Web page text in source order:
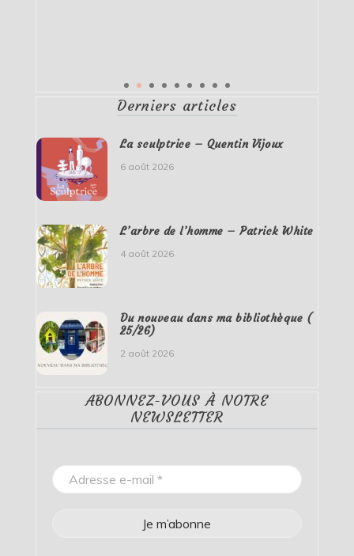
Derniers articles
La sculptrice – Quentin Vijoux
6 août 2026
L’arbre de l’homme – Patrick White
4 août 2026
Du nouveau dans ma bibliothèque (
25/26)
2 août 2026
ABONNEZ-VOUS À NOTRE
NEWSLETTER